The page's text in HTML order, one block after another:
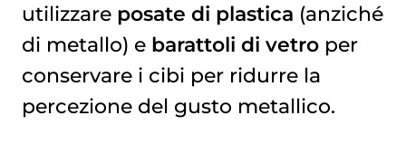
utilizzare posate di plastica (anziché
di metallo) e barattoli di vetroper
conservare i cibi per ridurre la
percezione del gusto metallico.